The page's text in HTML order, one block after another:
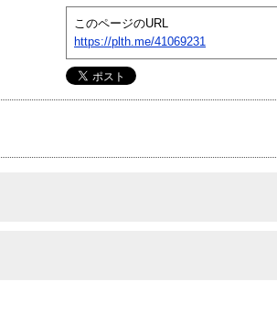
このページのURL
https://plth.me/41069231